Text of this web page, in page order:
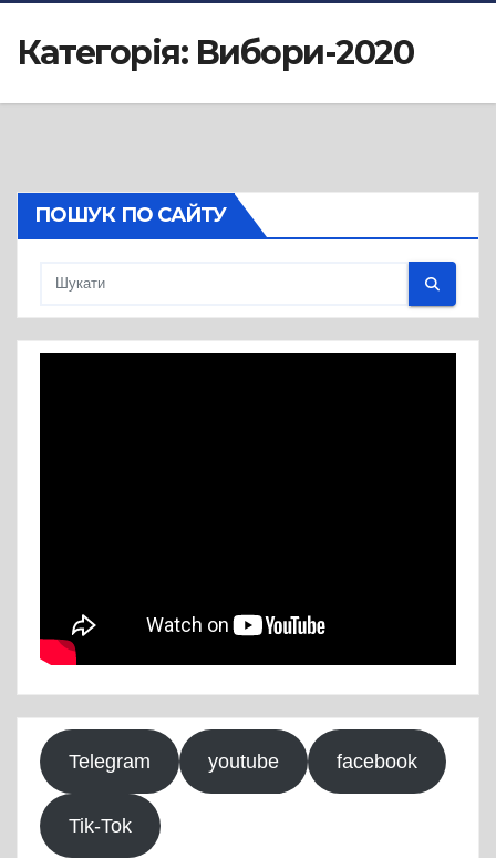
Категорія: Вибори-2020
ПОШУК ПО САЙТУ
Telegram youtube facebook
Tik-Tok